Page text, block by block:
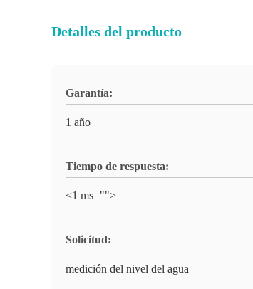
Detalles del producto
Garantía:
1 año
Tiempo de respuesta:
<1 ms="">
Solicitud:
medición del nivel del agua